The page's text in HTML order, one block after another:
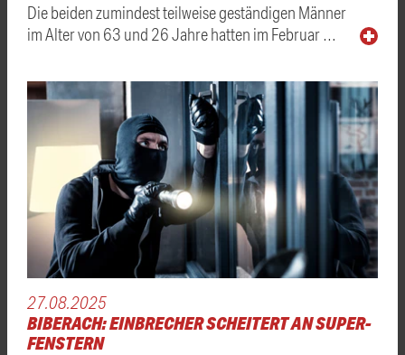
Die beiden zumindest teilweise geständigen Männer
im Alter von 63 und 26 Jahre hatten im Februar …
27.08.2025
BIBERACH: EINBRECHER SCHEITERT AN SUPER-
FENSTERN